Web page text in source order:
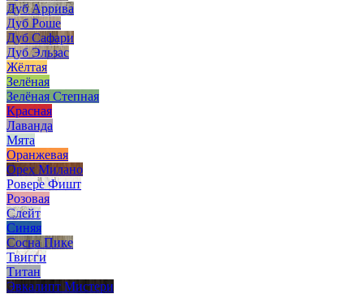
Дуб Аррива
Дуб Роше
Дуб Сафари
Дуб Эльзас
Жёлтая
Зелёная
Зелёная Степная
Красная
Лаванда
Мята
Оранжевая
Орех Милано
Ровере Фишт
Розовая
Слейт
Синяя
Сосна Пике
Твигги
Титан
Эвкалипт Мистери